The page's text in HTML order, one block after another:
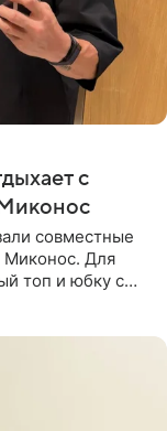
с
совместные
Миконос. Для
топ и юбку с